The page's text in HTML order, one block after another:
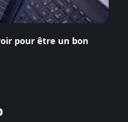
pour être un bon